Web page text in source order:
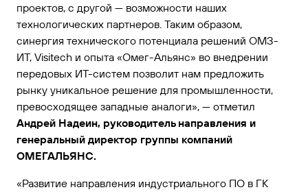
проектов, с другой — возможности наших
технологических партнеров. Таким образом,
синергия технического потенциала решений ОМЗ-
ИТ, Visitech и опыта «Омег-Альянс» во внедрении
передовых ИТ-систем позволит нам предложить
рынку уникальное решение для промышленности,
превосходящее западные аналоги», — отметил
Андрей Надеин, руководитель направления и
генеральный директор группы компаний
ОМЕГАЛЬЯНС.
«Развитие направления индустриального ПО в ГК